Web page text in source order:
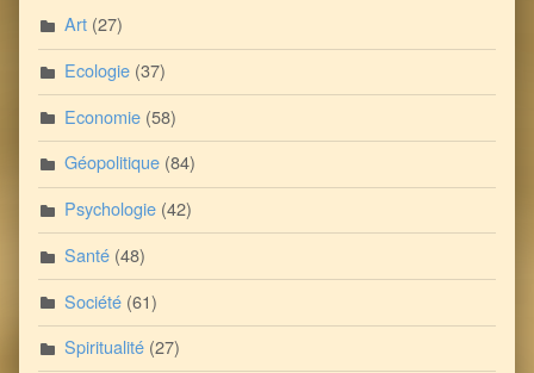
Art (27)
Ecologie (37)
Economie (58)
Géopolitique (84)
Psychologie (42)
Santé (48)
Société (61)
Spiritualité (27)